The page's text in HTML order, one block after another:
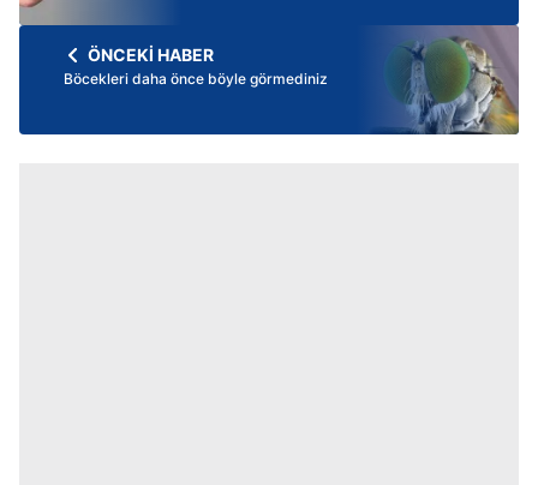
ÖNCEKİ HABER
Böcekleri daha önce böyle görmediniz